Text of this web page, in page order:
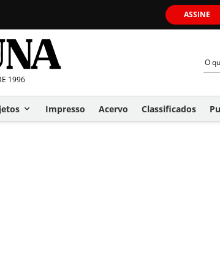
ASSINE
1996
Impresso Acervo Classificados